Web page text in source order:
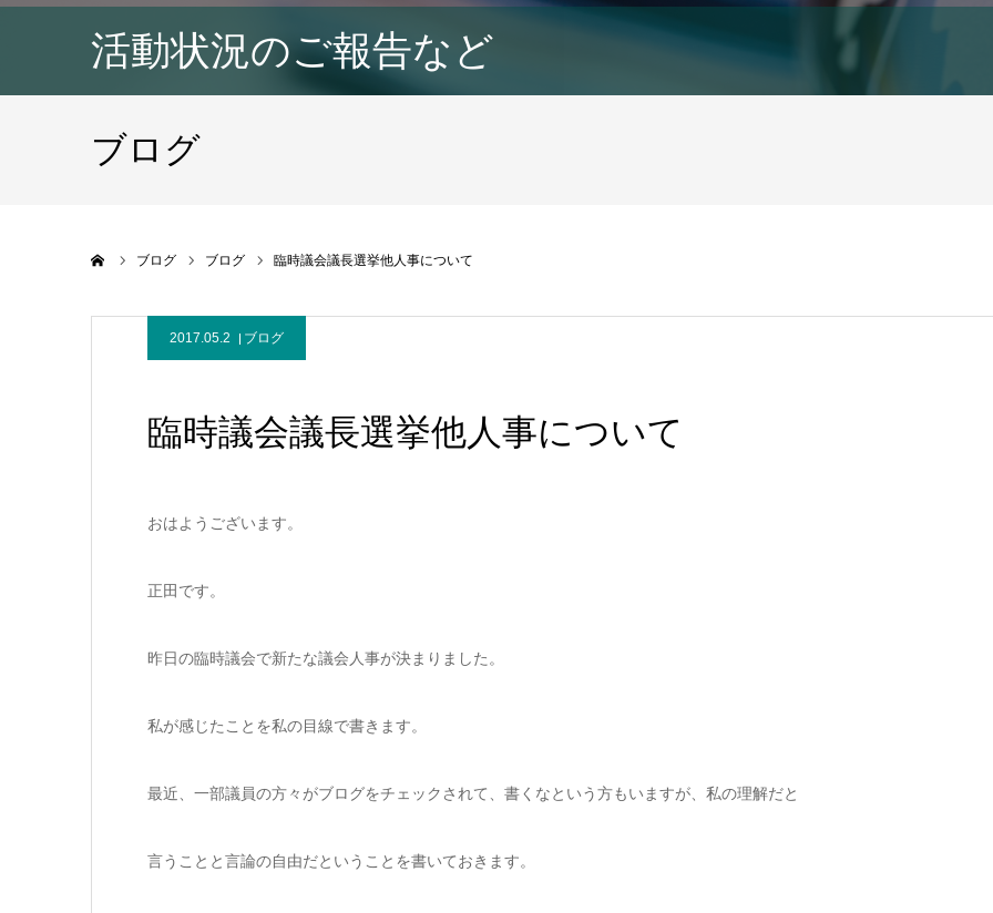
活動状況のご報告など
ブログ
ブログ ブログ 臨時議会議長選挙他人事について
2017.05.2 ブログ
臨時議会議長選挙他人事について
おはようございます。
正田です。
昨日の臨時議会で新たな議会人事が決まりました。
私が感じたことを私の目線で書きます。
最近、一部議員の方々がブログをチェックされて、書くなという方もいますが、私の理解だと
言うことと言論の自由だということを書いておきます。